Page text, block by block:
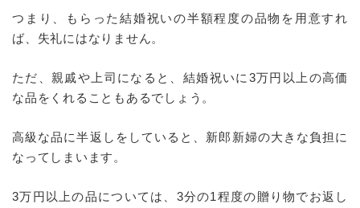
つまり、もらった結婚祝いの半額程度の品物を用意すれ
ば、失礼にはなりません。
ただ、親戚や上司になると、結婚祝いに3万円以上の高価
な品をくれることもあるでしょう。
高級な品に半返しをしていると、新郎新婦の大きな負担に
なってしまいます。
3万円以上の品については、3分の1程度の贈り物でお返し